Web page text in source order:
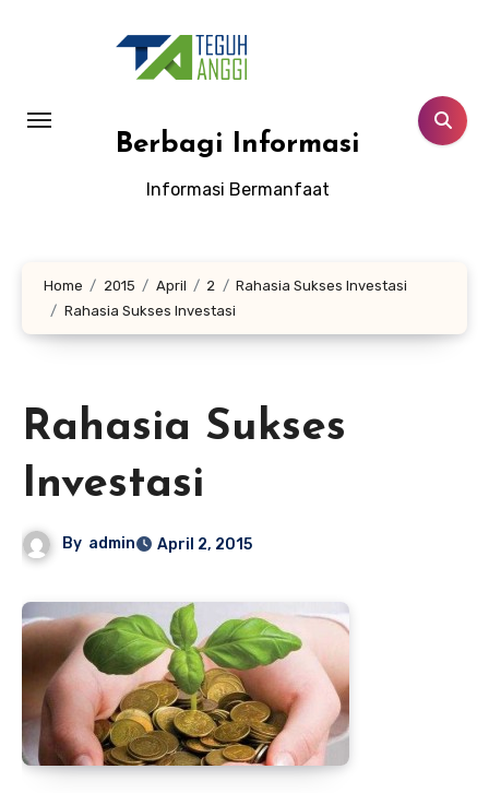
Berbagi Informasi
Informasi Bermanfaat
Home 2015 April 2
Rahasia Sukses Investasi
Rahasia Sukses Investasi
Rahasia Sukses
Investasi
By admin April 2, 2015